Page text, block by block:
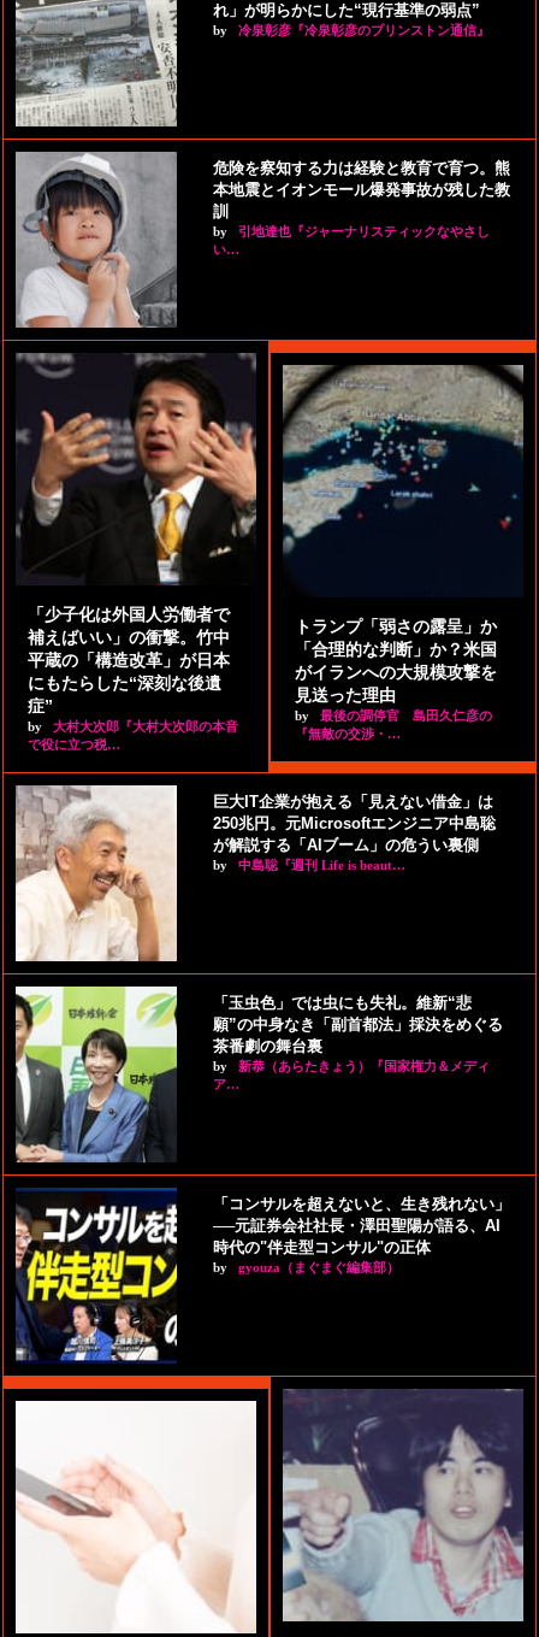
れ」が明らかにした“現行基準の弱点”
by 冷泉彰彦『冷泉彰彦のプリンストン通信』
危険を察知する力は経験と教育で育つ。熊
本地震とイオンモール爆発事故が残した教
訓
by
引地達也『ジャーナリスティックなやさし
い…
「少子化は外国人労働者で
補えばいい」の衝撃。竹中
平蔵の「構造改革」が日本
にもたらした“深刻な後遺
症”
by
大村大次郎『大村大次郎の本音
で役に立つ税…
トランプ「弱さの露呈」か
「合理的な判断」か？米国
がイランへの大規模攻撃を
見送った理由
by
最後の調停官 島田久仁彦の
『無敵の交渉・…
巨大IT企業が抱える「見えない借金」は
250兆円。元Microsoftエンジニア中島聡
が解説する「AIブーム」の危うい裏側
by 中島聡『週刊 Life is beaut…
「玉虫色」では虫にも失礼。維新“悲
願”の中身なき「副首都法」採決をめぐる
茶番劇の舞台裏
by
新恭（あらたきょう）『国家権力＆メディ
ア…
「コンサルを超えないと、生き残れない」
──元証券会社社長・澤田聖陽が語る、AI
時代の"伴走型コンサル"の正体
by gyouza（まぐまぐ編集部）